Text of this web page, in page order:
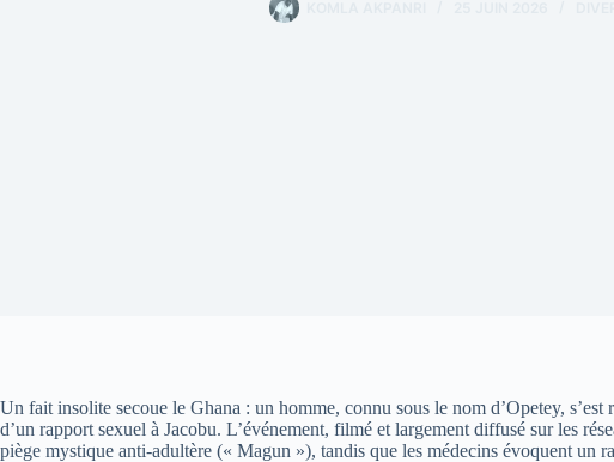
Un fait insolite secoue le Ghana : un homme, connu sous le nom d’Opetey,
d’un rapport sexuel à Jacobu. L’événement, filmé et largement diffusé sur les
piège mystique anti-adultère (« Magun »), tandis que les médecins évoquent un